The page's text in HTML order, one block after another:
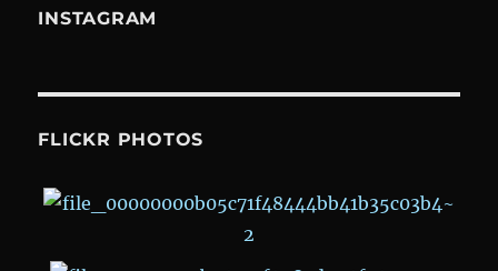
INSTAGRAM
FLICKR PHOTOS